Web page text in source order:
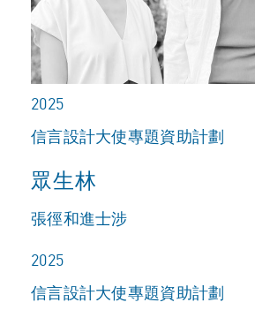
2025
信言設計大使專題資助計劃
眾生林
張徑和進士涉
2025
信言設計大使專題資助計劃